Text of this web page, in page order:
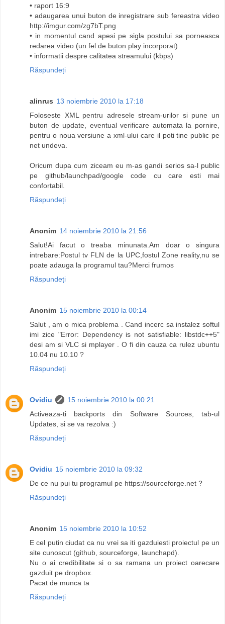
• raport 16:9
• adaugarea unui buton de inregistrare sub fereastra video
http://imgur.com/zg7bT.png
• in momentul cand apesi pe sigla postului sa porneasca
redarea video (un fel de buton play incorporat)
• informatii despre calitatea streamului (kbps)
Răspundeți
alinrus 13 noiembrie 2010 la 17:18
Foloseste XML pentru adresele stream-urilor si pune un
buton de update, eventual verificare automata la pornire,
pentru o noua versiune a xml-ului care il poti tine public pe
net undeva.
Oricum dupa cum ziceam eu m-as gandi serios sa-l public
pe github/launchpad/google code cu care esti mai
confortabil.
Răspundeți
Anonim 14 noiembrie 2010 la 21:56
Salut!Ai facut o treaba minunata.Am doar o singura
intrebare:Postul tv FLN de la UPC,fostul Zone reality,nu se
poate adauga la programul tau?Merci frumos
Răspundeți
Anonim 15 noiembrie 2010 la 00:14
Salut , am o mica problema . Cand incerc sa instalez softul
imi zice "Error: Dependency is not satisfiable: libstdc++5"
desi am si VLC si mplayer . O fi din cauza ca rulez ubuntu
10.04 nu 10.10 ?
Răspundeți
Ovidiu
15 noiembrie 2010 la 00:21
Activeaza-ti backports din Software Sources, tab-ul
Updates, si se va rezolva :)
Răspundeți
Ovidiu 15 noiembrie 2010 la 09:32
De ce nu pui tu programul pe https://sourceforge.net ?
Răspundeți
Anonim 15 noiembrie 2010 la 10:52
E cel putin ciudat ca nu vrei sa iti gazduiesti proiectul pe un
site cunoscut (github, sourceforge, launchapd).
Nu o ai credibilitate si o sa ramana un proiect oarecare
gazduit pe dropbox.
Pacat de munca ta
Răspundeți